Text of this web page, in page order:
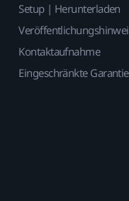
Setup | Herunterladen
Kontaktaufnahme
Eingeschränkte Garantie